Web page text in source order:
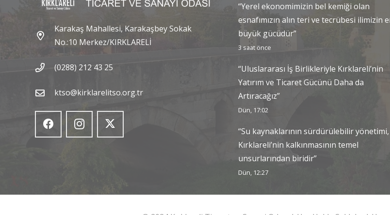
Karakaş Mahallesi, Karakaşbey Sokak
No.:10 Merkez/KIRKLARELİ
(0288) 212 43 25
ktso@kirklarelitso.org.tr
“Yerel ekonomimizin bel kemiği olan
esnafımızın alın teri ve tecrübesi ilimizin
büyük gücüdür”
3 saat önce
“Uluslararası İş Birlikleriyle Kırklareli’nin
Yatırım ve Ticaret Gücünü Daha da
Artıracağız”
Dün, 17:02
“Su kaynaklarının sürdürülebilir yönetimi,
Kırklareli’nin kalkınmasının temel
unsurlarından biridir”
Dün, 12:27